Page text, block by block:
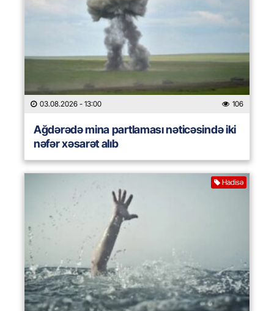
03.08.2026 - 13:00 106
Ağdərədə mina partlaması nəticəsində iki
nəfər xəsarət alıb
Hadisə